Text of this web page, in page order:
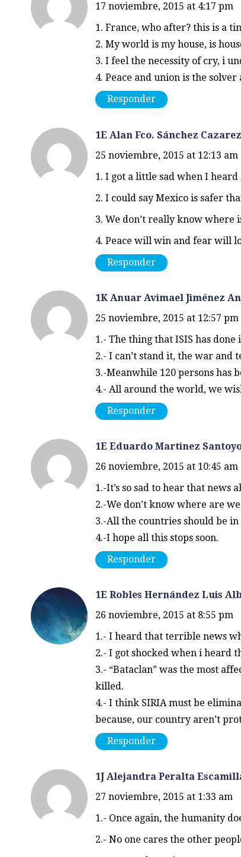
17 noviembre, 2015 at 4:17 pm
1. France, who after? this is a
2. My world is my house, is
3. I feel the necessity of cry, i
4. Peace and union is the
Responder
1E Alan Fco. Sánchez Cazarez
25 noviembre, 2015 at 12:13 am
1. I got a little sad when I
2. I could say Mexico is safer
3. We don’t really know where
4. Peace will win and fear will
Responder
1K Anuar Avimael Jiménez
25 noviembre, 2015 at 12:57 pm
1.- The thing that ISIS has
2.- I can’t stand it, the war and
3.-Meanwhile 120 persons has
4.- All around the world, we
Responder
1E Eduardo Martinez
26 noviembre, 2015 at 10:45 am
1.-It’s so sad to hear that news
2.-We don’t know where are
3.-All the countries should be
4.-I hope all this stops soon.
Responder
1E Robles Hernández Luis
26 noviembre, 2015 at 8:55 pm
1.- I heard that terrible news
2.- I got shocked when i heard
3.- “Bataclan” was the most
killed.
4.- I think SIRIA must be
because, our country aren’t
Responder
1J Alejandra Peralta
27 noviembre, 2015 at 1:33 am
1.- Once again, the humanity
2.- No one cares the other